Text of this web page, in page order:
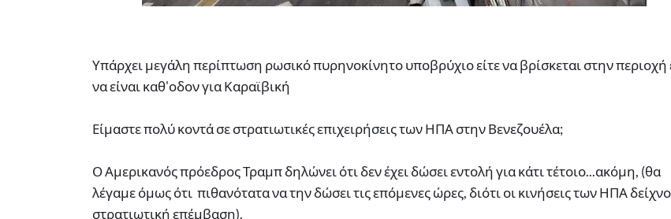
Υπάρχει μεγάλη περίπτωση ρωσικό πυρηνοκίνητο υποβρύχιο είτε να βρίσκεται στην περιοχή
να είναι καθ'οδον για Καραϊβική
Είμαστε πολύ κοντά σε στρατιωτικές επιχειρήσεις των ΗΠΑ στην Βενεζουέλα;
Ο Αμερικανός πρόεδρος Τραμπ δηλώνει ότι δεν έχει δώσει εντολή για κάτι τέτοιο...ακόμη, (θα
λέγαμε όμως ότι πιθανότατα να την δώσει τις επόμενες ώρες, διότι οι κινήσεις των ΗΠΑ
στρατιωτική επέμβαση).